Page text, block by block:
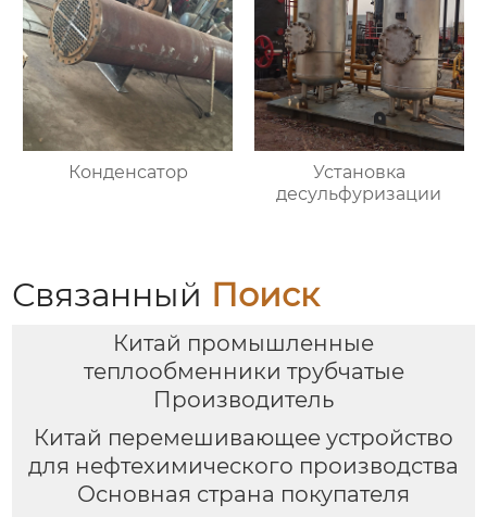
Конденсатор
Установка
десульфуризации
Связанный Поиск
Китай промышленные
теплообменники трубчатые
Производитель
Китай перемешивающее устройство
для нефтехимического производства
Основная страна покупателя